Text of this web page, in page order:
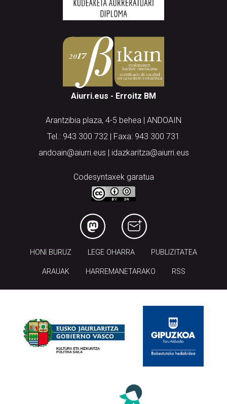
Aiurri.eus - Erroitz BM
Arantzibia plaza, 4-5 behea | ANDOAIN
Codesyntaxek garatua
LEGE OHARRA
ARAUAK HARREMANETARAKO RSS